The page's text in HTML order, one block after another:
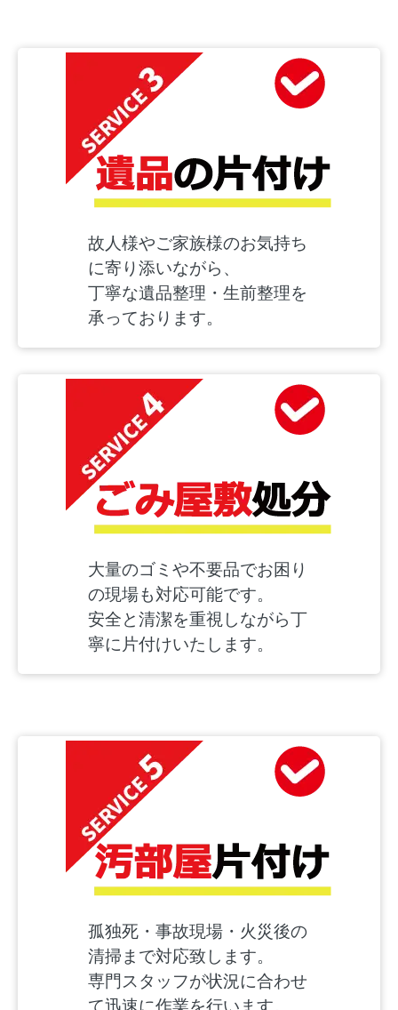
故人様やご家族様のお気持ち
に寄り添いながら、
丁寧な遺品整理・生前整理を
承っております。
大量のゴミや不要品でお困り
の現場も対応可能です。
安全と清潔を重視しながら丁
寧に片付けいたします。
孤独死・事故現場・火災後の
清掃まで対応致します。
専門スタッフが状況に合わせ
て迅速に作業を行います。